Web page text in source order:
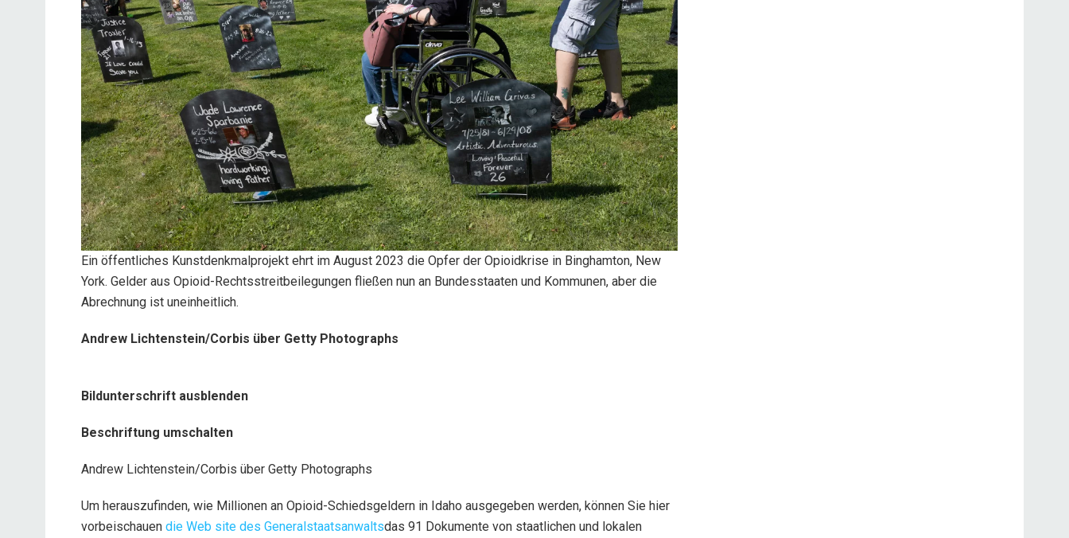
Ein öffentliches Kunstdenkmalprojekt ehrt im August 2023 die Opfer der Opioidkrise in Binghamton, New
York. Gelder aus Opioid-Rechtsstreitbeilegungen fließen nun an Bundesstaaten und Kommunen, aber die
Abrechnung ist uneinheitlich.
Andrew Lichtenstein/Corbis über Getty Photographs
Bildunterschrift ausblenden
Beschriftung umschalten
Andrew Lichtenstein/Corbis über Getty Photographs
Um herauszufinden, wie Millionen an Opioid-Schiedsgeldern in Idaho ausgegeben werden, können Sie hier
vorbeischauen die Web site des Generalstaatsanwaltsdas 91 Dokumente von staatlichen und lokalen